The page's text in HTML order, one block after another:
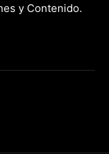
y Contenido.